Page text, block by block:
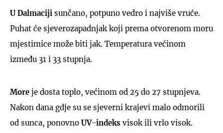
U Dalmaciji sunčano, potpuno vedro i najviše vruće.
Puhat će sjeverozapadnjak koji prema otvorenom moru
mjestimice može biti jak. Temperatura većinom
između 31 i 33 stupnja.
More je dosta toplo, većinom od 25 do 27 stupnjeva.
Nakon dana gdje su se sjeverni krajevi malo odmorili
od sunca, ponovno UV-indeks visok ili vrlo visok.